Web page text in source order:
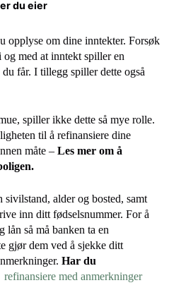
du eier
opplyse om dine inntekter. Forsøk
med at inntekt spiller en
får. I tillegg spiller dette også
spiller ikke dette så mye rolle.
til å refinansiere dine
måte – Les mer om å
alder og bosted, samt
inn ditt fødselsnummer. For å
lån så må banken ta en
gjør dem ved å sjekke ditt
Har du
med anmerkninger